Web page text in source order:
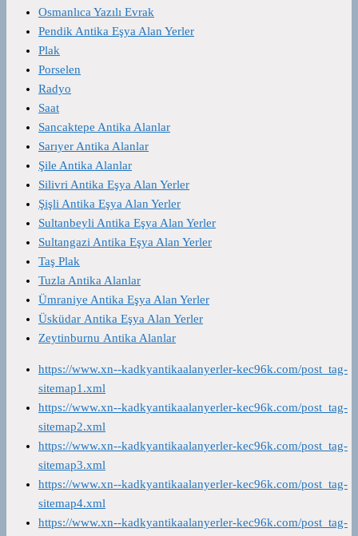
Osmanlıca Yazılı Evrak
Pendik Antika Eşya Alan Yerler
Plak
Porselen
Radyo
Saat
Sancaktepe Antika Alanlar
Sarıyer Antika Alanlar
Şile Antika Alanlar
Silivri Antika Eşya Alan Yerler
Şişli Antika Eşya Alan Yerler
Sultanbeyli Antika Eşya Alan Yerler
Sultangazi Antika Eşya Alan Yerler
Taş Plak
Tuzla Antika Alanlar
Ümraniye Antika Eşya Alan Yerler
Üsküdar Antika Eşya Alan Yerler
Zeytinburnu Antika Alanlar
https://www.xn--kadkyantikaalanyerler-kec96k.com/post_tag-
sitemap1.xml
https://www.xn--kadkyantikaalanyerler-kec96k.com/post_tag-
sitemap2.xml
https://www.xn--kadkyantikaalanyerler-kec96k.com/post_tag-
sitemap3.xml
https://www.xn--kadkyantikaalanyerler-kec96k.com/post_tag-
sitemap4.xml
https://www.xn--kadkyantikaalanyerler-kec96k.com/post_tag-